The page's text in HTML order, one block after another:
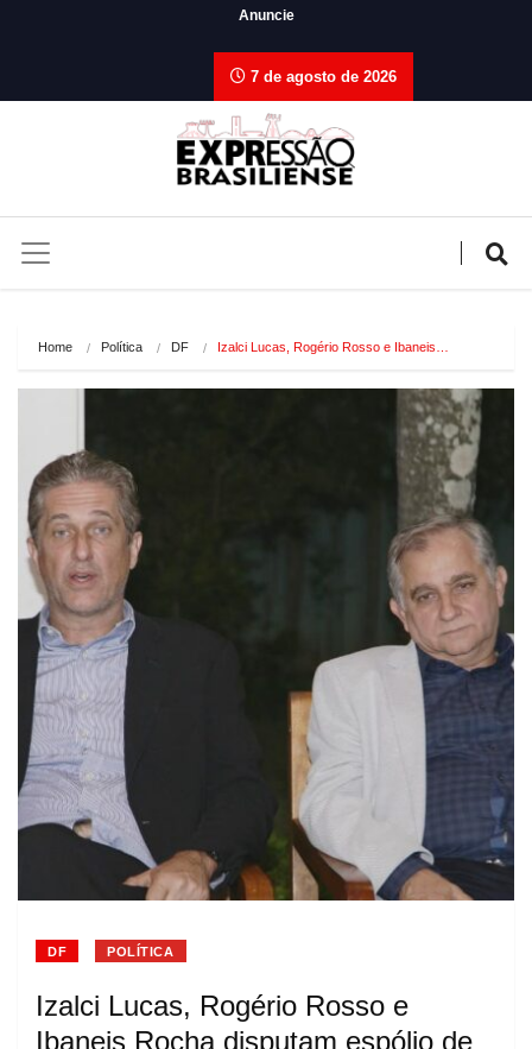
Anuncie
7 de agosto de 2026
Home Política DF Izalci Lucas, Rogério Rosso e Ibaneis…
DF POLÍTICA
Izalci Lucas, Rogério Rosso e
Ibaneis Rocha disputam espólio de